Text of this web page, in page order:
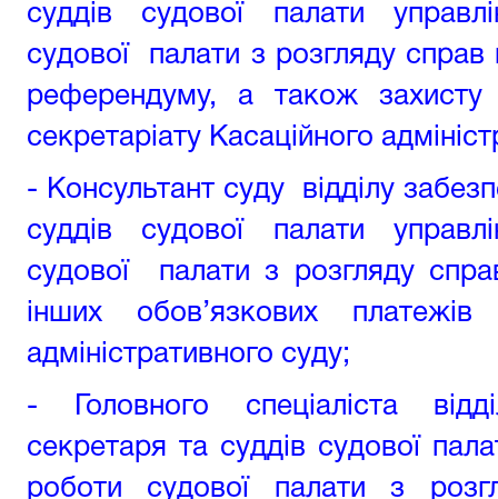
суддів судової палати
судової палати з розгляду
референдуму, а також захисту
секретаріату Касаційного
- Консультант суду відділу
суддів судової палати
судової палати з розгляду
інших обов’язкових платежів
адміністративного суду;
- Головного спеціаліста
секретаря та суддів судової
роботи судової палати з